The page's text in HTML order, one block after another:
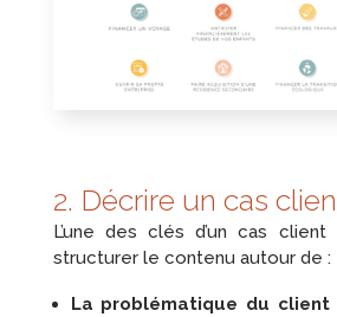
2. Décrire un cas
L’une des clés d’un cas
structurer le contenu autour de :
La problématique du client